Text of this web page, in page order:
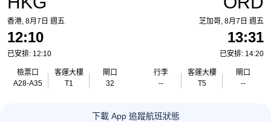
香港, 8月7日 週五
12:10
已安排: 12:10
檢票口
A28-A35
客運大樓
T1
閘口
32
芝加哥, 8月7日 週五
13:31
已安排: 14:20
行李
--
客運大樓
T5
閘口
--
下載 App 追蹤航班狀態